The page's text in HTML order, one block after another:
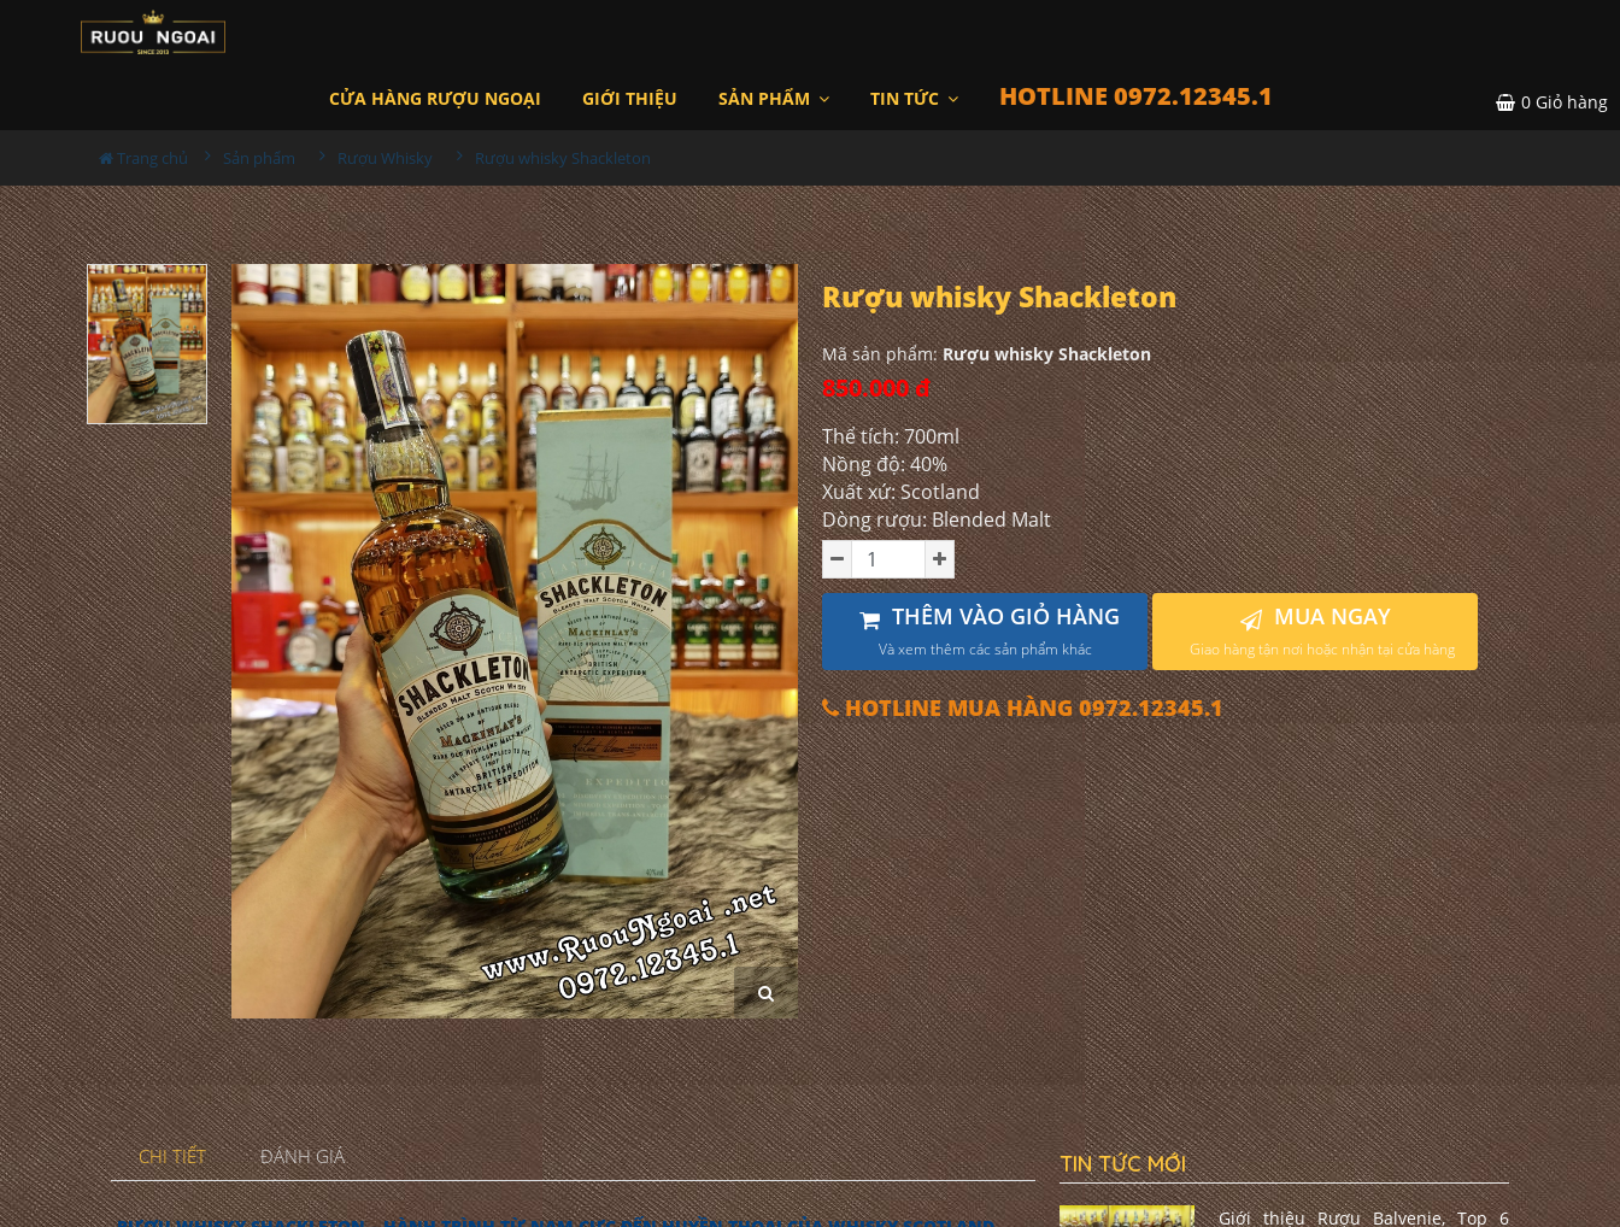
CỬA HÀNG RƯỢU NGOẠI GIỚI THIỆU SẢN PHẨM TIN TỨC HOTLINE 0972.12345.1 0 Giỏ hàng
Trang chủ Sản phẩm Rượu Whisky Rượu whisky Shackleton
Rượu whisky Shackleton
Mã sản phẩm:Rượu whisky Shackleton
850.000 đ
Thể tích: 700ml
Nồng độ: 40%
Xuất xứ: Scotland
Dòng rượu: Blended Malt
THÊM VÀO GIỎ HÀNG
Và xem thêm các sản phẩm khác
MUA NGAY
Giao hàng tận nơi hoặc nhận tại cửa hàng
HOTLINE MUA HÀNG 0972.12345.1
CHI TIẾT ĐÁNH GIÁ TIN TỨC MỚI
Giới thiệu Rượu Balvenie, Top 6